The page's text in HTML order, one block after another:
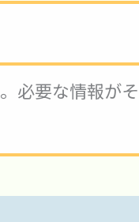
。必要な情報が